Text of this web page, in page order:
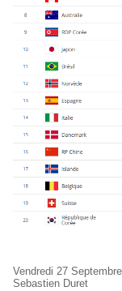
Vendredi 27
Sebastien Duret